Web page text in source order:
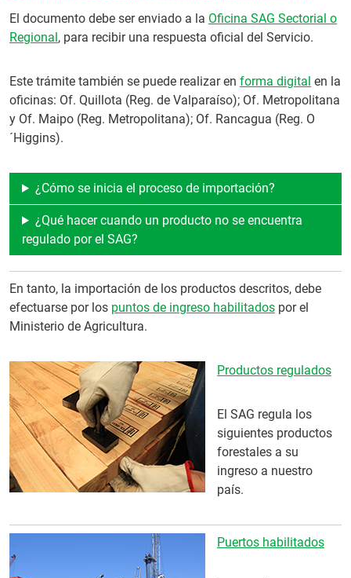
El documento debe ser enviado a la Oficina SAG Sectorial o
Regional, para recibir una respuesta oficial del Servicio.
Este trámite también se puede realizar en forma digital en la
oficinas: Of. Quillota (Reg. de Valparaíso); Of. Metropolitana
y Of. Maipo (Reg. Metropolitana); Of. Rancagua (Reg. O
´Higgins).
¿Cómo se inicia el proceso de importación?
¿Qué hacer cuando un producto no se encuentra
regulado por el SAG?
En tanto, la importación de los productos descritos, debe
efectuarse por los puntos de ingreso habilitados por el
Ministerio de Agricultura.
Productos regulados
El SAG regula los
siguientes productos
forestales a su
ingreso a nuestro
país.
Puertos habilitados